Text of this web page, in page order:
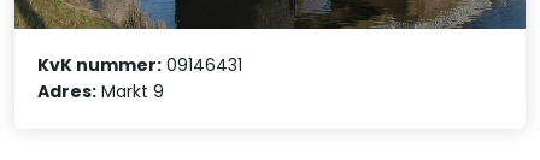
KvK nummer: 09146431
Adres: Markt 9